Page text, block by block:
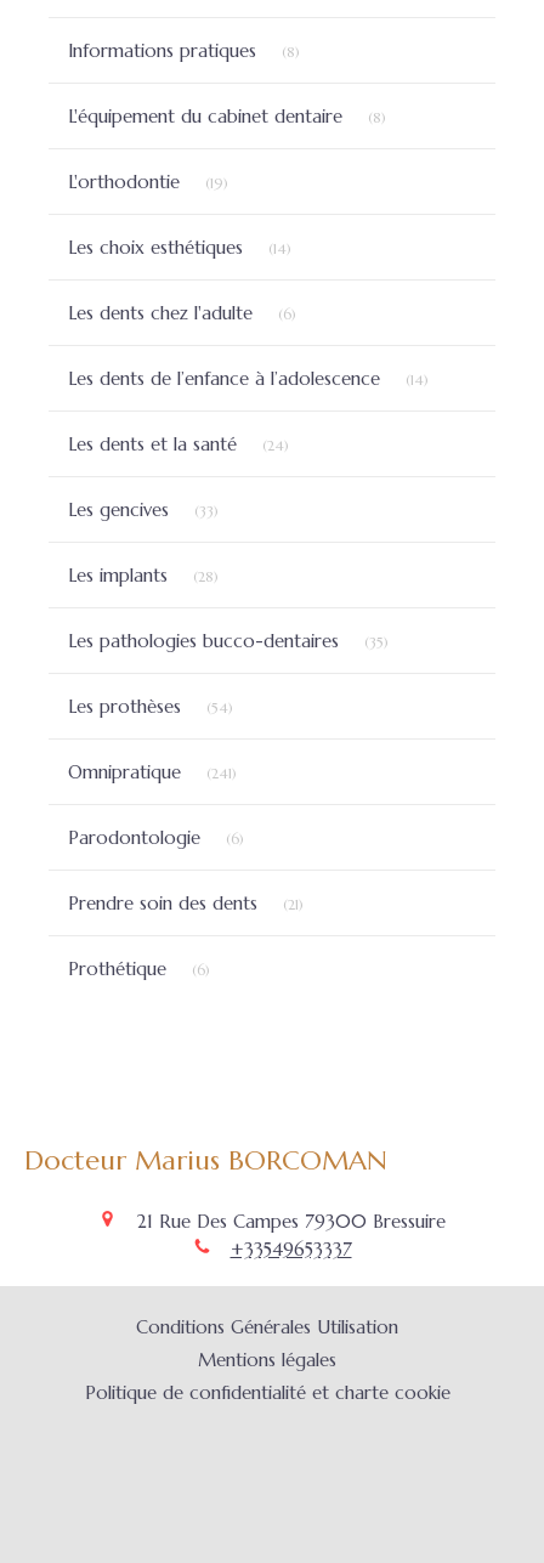
Informations pratiques (8)
L'équipement du cabinet dentaire (8)
L'orthodontie (19)
Les choix esthétiques (14)
Les dents chez l'adulte (6)
Les dents de l’enfance à l’adolescence (14)
Les dents et la santé (24)
Les gencives (33)
Les implants (28)
Les pathologies bucco-dentaires (35)
Les prothèses (54)
Omnipratique (241)
Parodontologie (6)
Prendre soin des dents (21)
Prothétique (6)
Docteur Marius BORCOMAN
21 Rue Des Campes 79300 Bressuire
+33549653337
Conditions Générales Utilisation
Mentions légales
Politique de confidentialité et charte cookie